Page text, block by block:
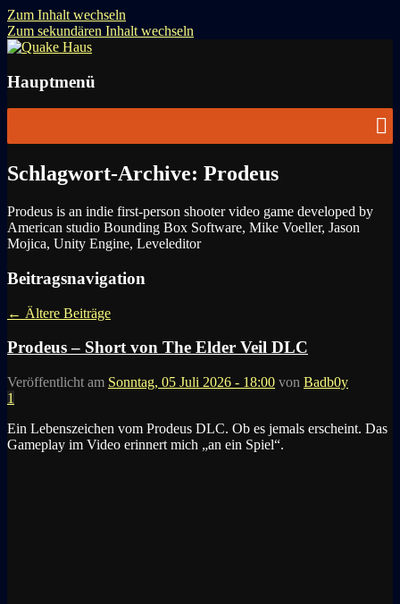
Zum Inhalt wechseln
Zum sekundären Inhalt wechseln
Quake Haus
Hauptmenü
Schlagwort-Archive: Prodeus
Prodeus is an indie first-person shooter video game developed by
American studio Bounding Box Software, Mike Voeller, Jason
Mojica, Unity Engine, Leveleditor
Beitragsnavigation
← Ältere Beiträge
Prodeus – Short von The Elder Veil DLC
Veröffentlicht am Sonntag, 05 Juli 2026 - 18:00 von Badb0y
1
Ein Lebenszeichen vom Prodeus DLC. Ob es jemals erscheint. Das
Gameplay im Video erinnert mich „an ein Spiel“.